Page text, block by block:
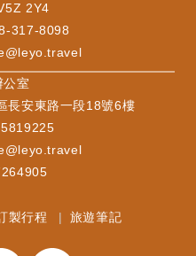
2Y4
317-8098
公室
長安東路一段18號6樓
製行程 旅遊筆記